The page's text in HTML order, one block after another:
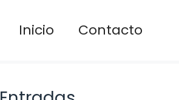
Inicio Contacto